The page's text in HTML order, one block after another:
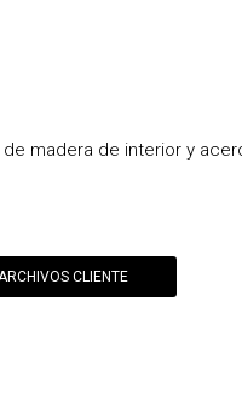
madera de interior y
CLIENTE